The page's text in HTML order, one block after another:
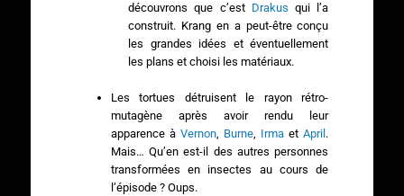
découvrons que c’est Drakus qui l’a
construit. Krang en a peut-être conçu
les grandes idées et éventuellement
les plans et choisi les matériaux.
Les tortues détruisent le rayon rétro-
mutagène après avoir rendu leur
apparence à Vernon, Burne, Irma etApril .
Mais… Qu’en est-il des autres personnes
transformées en insectes au cours de
l’épisode ? Oups.